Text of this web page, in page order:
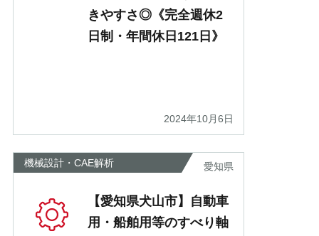
きやすさ◎《完全週休2
日制・年間休日121日》
2024年10月6日
機械設計・CAE解析 愛知県
【愛知県犬山市】自動車
用・船舶用等のすべり軸